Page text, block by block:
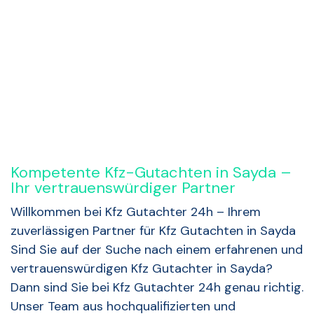
Kompetente Kfz-Gutachten in Sayda –
Ihr vertrauenswürdiger Partner
Willkommen bei Kfz Gutachter 24h – Ihrem
zuverlässigen Partner für Kfz Gutachten in Sayda
Sind Sie auf der Suche nach einem erfahrenen und
vertrauenswürdigen Kfz Gutachter in Sayda?
Dann sind Sie bei Kfz Gutachter 24h genau richtig.
Unser Team aus hochqualifizierten und